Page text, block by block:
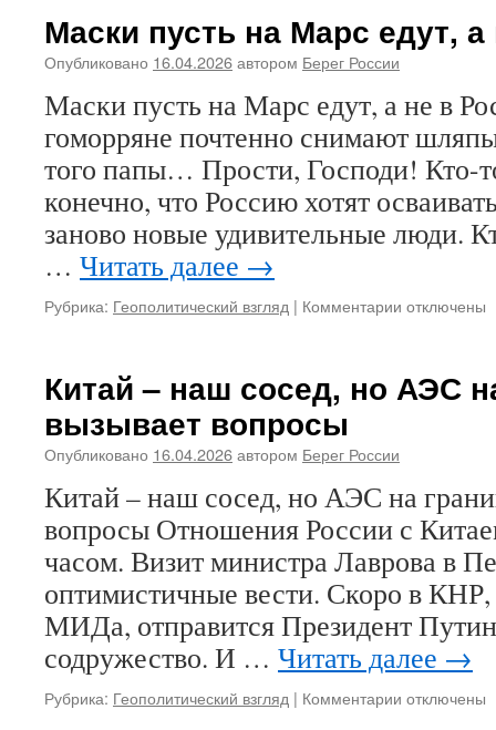
и
Маски пусть на Марс едут,
Опубликовано 16.04.2026автором Берег России
Маски пусть на Марс едут, а не в
гоморряне почтенно снимают
того папы… Прости, Господи! Кто-
конечно, что Россию хотят
заново новые удивительные люди.
… Читать далее →
Рубрика: Геополитический взгляд | Комментарии к
на
в
Россию
отключены
Китай – наш сосед, но АЭС
вызывает вопросы
Опубликовано 16.04.2026автором Берег России
Китай – наш сосед, но АЭС на
вопросы Отношения России с
часом. Визит министра Лаврова в
оптимистичные вести. Скоро в
МИДа, отправится Президент
содружество. И … Читать далее →
Рубрика: Геополитический взгляд | Комментарии котключены